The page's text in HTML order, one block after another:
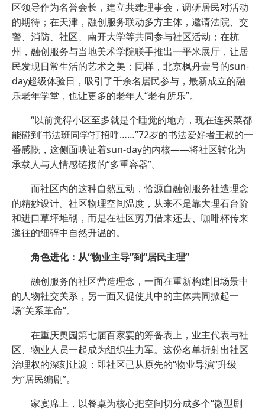
区领导作为名誉会长，建立共建理事会，调研居民对活动
的期待；在天津，融创服务联动多方主体，邀请法院、交
警、消防、社区、南开大学等共同参与社区活动；在杭
州，融创服务与当地美术学院联手推出一平米展厅，让居
民发现日常生活的艺术之美；同样，北京枫丹壹号的sun-
day超级体验日，吸引了千余名居民参与，最新成立的融
乐老年学堂，也让更多的老年人“老有所乐”。
“以前觉得小区至多就是个睡觉的地方，现在连买菜都
能碰到‘书法班同学’打招呼……”72岁的书法爱好者王叔的一
番感慨，这侧面映证着sun-day的内核——将社区转化为
承载人与人情感链接的“多重容器”。
而社区内的这种自然互动，恰源自融创服务社造理念
的精妙设计。社区物理空间温度，从来不是靠大理石台阶
和进口草坪堆砌，而是在社区剪刀借来还去、咖啡杯传来
递往的细碎中自然升温的。
角色进化：从“物业主导”到“居民主理”
融创服务的社区营造理念，一面在重新构建旧场景中
的人物社交关系，另一面又促使其中的主体共同掀起一
场“关系革命”。
在重庆奥园第七届百家宴的筹备表上，业主代表与社
区、物业人员一起成为组织生力军。这份名单折射出社区
治理权的深刻让渡：即社区已从原先的“物业导演”升级
为“居民编剧”。
家宴席上，以餐桌为核心把空间切分成多个“微型剧